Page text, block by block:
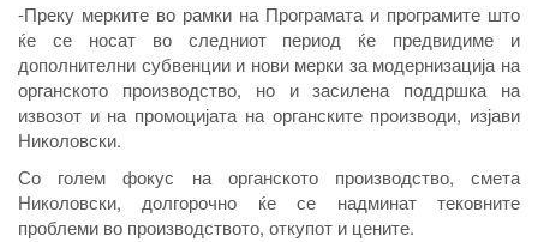
-Преку мерките во рамки на Програмата и програмите што
ќе се носат во следниот период ќе предвидиме и
дополнителни субвенции и нови мерки за модернизација на
органското производство, но и засилена поддршка на
извозот и на промоцијата на органските производи, изјави
Николовски.
Со голем фокус на органското производство, смета
Николовски, долгорочно ќе се надминат тековните
проблеми во производството, откупот и цените.